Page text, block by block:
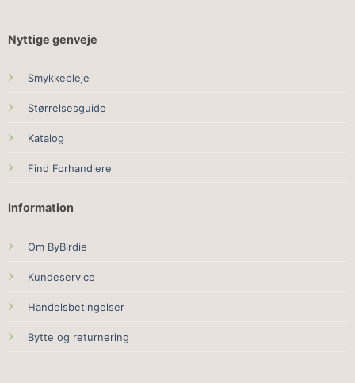
Nyttige genveje
Smykkepleje
Størrelsesguide
Katalog
Find Forhandlere
Information
Om ByBirdie
Kundeservice
Handelsbetingelser
Bytte og returnering